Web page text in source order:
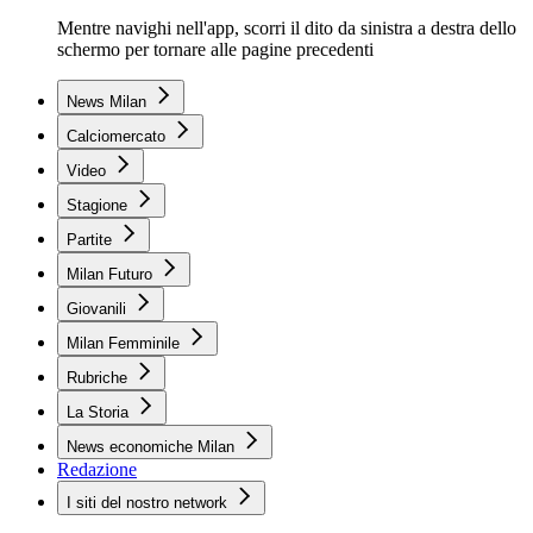
Mentre navighi nell'app, scorri il dito da sinistra a destra dello
schermo per tornare alle pagine precedenti
News Milan
Calciomercato
Video
Stagione
Partite
Milan Futuro
Giovanili
Milan Femminile
Rubriche
La Storia
News economiche Milan
Redazione
I siti del nostro network